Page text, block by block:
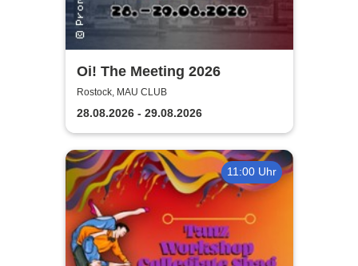
Oi! The Meeting 2026
Rostock, MAU CLUB
28.08.2026 - 29.08.2026
11:00 Uhr